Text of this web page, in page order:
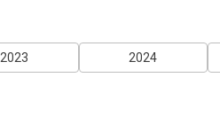
2024
2023